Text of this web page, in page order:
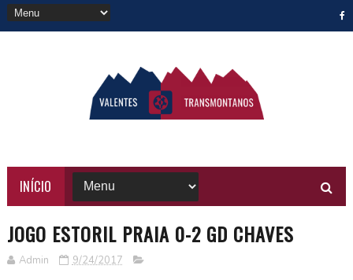
INÍCIO
JOGO ESTORIL PRAIA 0-2 GD CHAVES
Admin 9/24/2017